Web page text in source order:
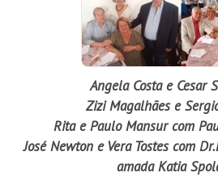
Angela Costa e Cesar
Zizi Magalhães e
Rita e Paulo Mansur com
José Newton e Vera Tostes com
amada Katia